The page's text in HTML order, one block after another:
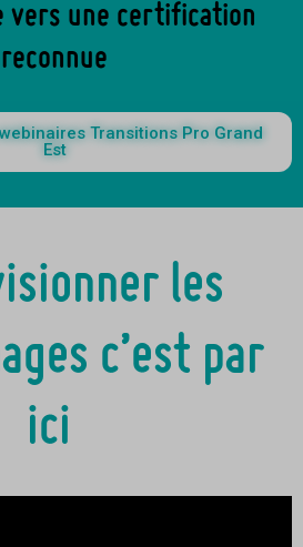
vers une certification
reconnue
Transitions Pro Grand
Est
les
c’est par
ici